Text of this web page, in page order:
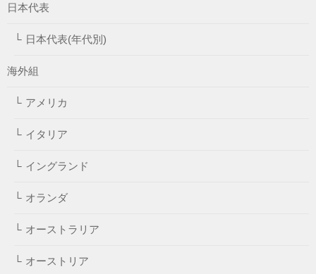
日本代表
日本代表(年代別)
海外組
アメリカ
イタリア
イングランド
オランダ
オーストラリア
オーストリア